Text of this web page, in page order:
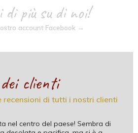
di più su di noi!
account Facebook →
clienti
recensioni di tutti i nostri clienti
nel centro del paese! Sembra di